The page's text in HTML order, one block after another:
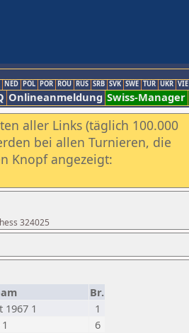
NED POL POR ROU RUS SRB SVK SWE TUR UKR VIE
Onlineanmeldung Swiss-Manager
aller Links (täglich 100.000
bei allen Turnieren, die
Knopf angezeigt:
324025
Br.
1967 1
1
6